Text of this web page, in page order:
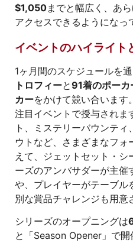
$1,050までと幅広く、あ
アクセスできるようになっ
イベントのハイライト
1ヶ月間のスケジュールを
トロフィーと91着のポーカ
カーをかけて競い合いま
注目イベントで授与されま
ト、ミステリーバウンテ
ウトなど、さまざまなフ
えて、ジェットセット・
ーズのアンバサダーが主催
や、プレイヤーがテーブル
別な賞品チャレンジも用意
シリーズのオープニングは
と「Season Opener」で